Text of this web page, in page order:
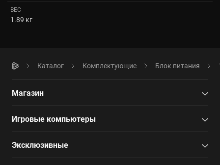
ВЕС
1.89 кг
Каталог Комплектующие Блок питания
Магазин
Игровые компьютеры
Эксклюзивные